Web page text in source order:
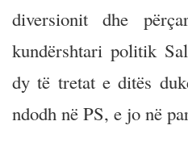
diversionit dhe
kundërshtari politik
dy të tretat e ditës
ndodh në PS, e jo në